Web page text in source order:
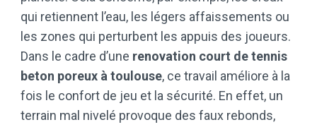
qui retiennent l’eau, les légers affaissements ou
les zones qui perturbent les appuis des joueurs.
Dans le cadre d’une renovation court de tennis
beton poreux à toulouse, ce travail améliore à la
fois le confort de jeu et la sécurité. En effet, un
terrain mal nivelé provoque des faux rebonds,